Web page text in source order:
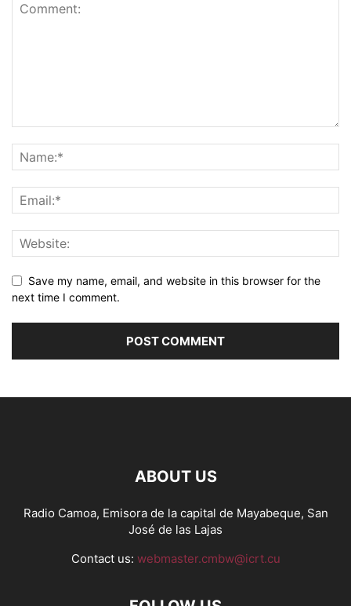
Save my name, email, and website in this browser for the
next time I comment.
ABOUT US
Radio Camoa, Emisora de la capital de Mayabeque, San
José de las Lajas
Contact us: webmaster.cmbw@icrt.cu